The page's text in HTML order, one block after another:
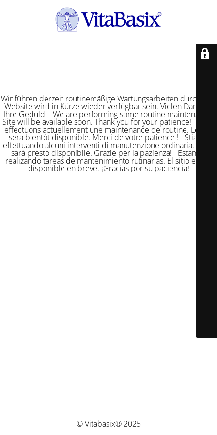
Wir führen derzeit routinemäßige Wartungsarbeiten durch. Die
Website wird in Kürze wieder verfügbar sein. Vielen Dank für
Ihre Geduld! We are performing some routine maintenance.
Site will be available soon. Thank you for your patience! Nous
effectuons actuellement une maintenance de routine. Le site
sera bientôt disponible. Merci de votre patience ! Stiamo
effettuando alcuni interventi di manutenzione ordinaria. Il sito
sarà presto disponibile. Grazie per la pazienza! Estamos
realizando tareas de mantenimiento rutinarias. El sitio estará
disponible en breve. ¡Gracias por su paciencia!
© Vitabasix® 2025